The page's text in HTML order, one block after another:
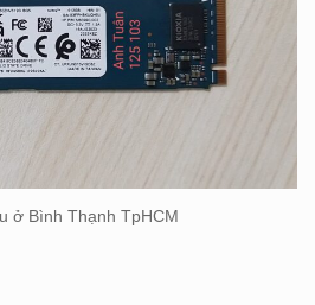
ở Bình Thạnh TpHCM